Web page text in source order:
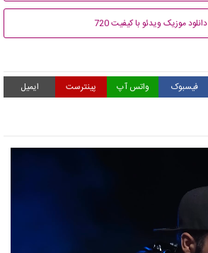
دانلود موزیک ویدئو با کیفیت 720
فیسبوک واتس آپ پینترست ایمیل